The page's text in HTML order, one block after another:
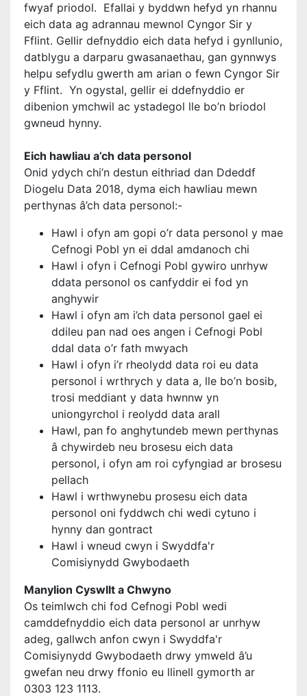
fwyaf priodol. Efallai y byddwn hefyd yn rhannu
eich data ag adrannau mewnol Cyngor Sir y
Fflint. Gellir defnyddio eich data hefyd i gynllunio,
datblygu a darparu gwasanaethau, gan gynnwys
helpu sefydlu gwerth am arian o fewn Cyngor Sir
y Fflint. Yn ogystal, gellir ei ddefnyddio er
dibenion ymchwil ac ystadegol lle bo’n briodol
gwneud hynny.
Eich hawliau a’ch data personol
Onid ydych chi’n destun eithriad dan Ddeddf
Diogelu Data 2018, dyma eich hawliau mewn
perthynas â’ch data personol:-
Hawl i ofyn am gopi o’r data personol y mae
Cefnogi Pobl yn ei ddal amdanoch chi
Hawl i ofyn i Cefnogi Pobl gywiro unrhyw
ddata personol os canfyddir ei fod yn
anghywir
Hawl i ofyn am i’ch data personol gael ei
ddileu pan nad oes angen i Cefnogi Pobl
ddal data o’r fath mwyach
Hawl i ofyn i’r rheolydd data roi eu data
personol i wrthrych y data a, lle bo’n bosib,
trosi meddiant y data hwnnw yn
uniongyrchol i reolydd data arall
Hawl, pan fo anghytundeb mewn perthynas
â chywirdeb neu brosesu eich data
personol, i ofyn am roi cyfyngiad ar brosesu
pellach
Hawl i wrthwynebu prosesu eich data
personol oni fyddwch chi wedi cytuno i
hynny dan gontract
Hawl i wneud cwyn i Swyddfa'r
Comisiynydd Gwybodaeth
Manylion Cyswllt a Chwyno
Os teimlwch chi fod Cefnogi Pobl wedi
camddefnyddio eich data personol ar unrhyw
adeg, gallwch anfon cwyn i Swyddfa'r
Comisiynydd Gwybodaeth drwy ymweld â’u
gwefan neu drwy ffonio eu llinell gymorth ar
0303 123 1113.